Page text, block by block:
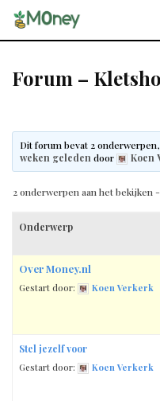
Forum –
Dit forum bevat 2
weken geleden door Koen
2 onderwerpen aan het bekijken -
Onderwerp
Over M0ney.nl
Gestart door: Koen Verkerk
Stel jezelf voor
Gestart door: Koen Verkerk